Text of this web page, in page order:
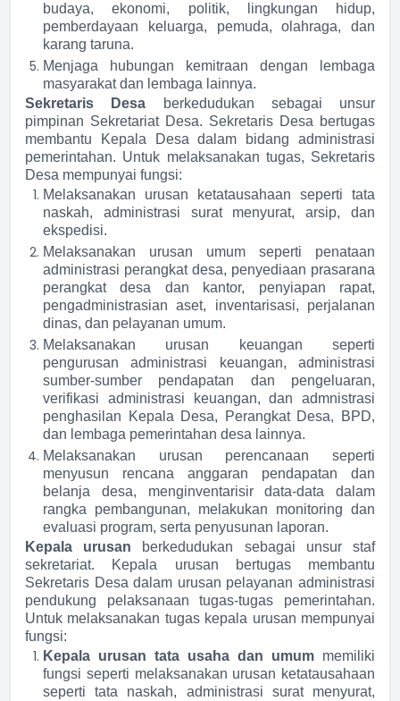
budaya, ekonomi, politik, lingkungan hidup,
pemberdayaan keluarga, pemuda, olahraga, dan
karang taruna.
Menjaga hubungan kemitraan dengan lembaga
masyarakat dan lembaga lainnya.
Sekretaris Desa berkedudukan sebagai unsur
pimpinan Sekretariat Desa. Sekretaris Desa bertugas
membantu Kepala Desa dalam bidang administrasi
pemerintahan. Untuk melaksanakan tugas, Sekretaris
Desa mempunyai fungsi:
Melaksanakan urusan ketatausahaan seperti tata
naskah, administrasi surat menyurat, arsip, dan
ekspedisi.
Melaksanakan urusan umum seperti penataan
administrasi perangkat desa, penyediaan prasarana
perangkat desa dan kantor, penyiapan rapat,
pengadministrasian aset, inventarisasi, perjalanan
dinas, dan pelayanan umum.
Melaksanakan urusan keuangan seperti
pengurusan administrasi keuangan, administrasi
sumber-sumber pendapatan dan pengeluaran,
verifikasi administrasi keuangan, dan admnistrasi
penghasilan Kepala Desa, Perangkat Desa, BPD,
dan lembaga pemerintahan desa lainnya.
Melaksanakan urusan perencanaan seperti
menyusun rencana anggaran pendapatan dan
belanja desa, menginventarisir data-data dalam
rangka pembangunan, melakukan monitoring dan
evaluasi program, serta penyusunan laporan.
Kepala urusan berkedudukan sebagai unsur staf
sekretariat. Kepala urusan bertugas membantu
Sekretaris Desa dalam urusan pelayanan administrasi
pendukung pelaksanaan tugas-tugas pemerintahan.
Untuk melaksanakan tugas kepala urusan mempunyai
fungsi:
Kepala urusan tata usaha dan umum memiliki
fungsi seperti melaksanakan urusan ketatausahaan
seperti tata naskah, administrasi surat menyurat,